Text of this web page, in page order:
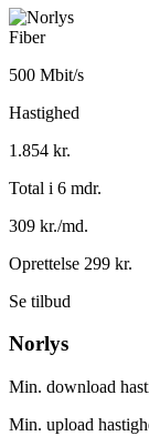
Fiber
500 Mbit/s
Hastighed
1.854 kr.
Total i 6 mdr.
309 kr./md.
Oprettelse 299 kr.
Se tilbud
Norlys
Min. download
Min. upload